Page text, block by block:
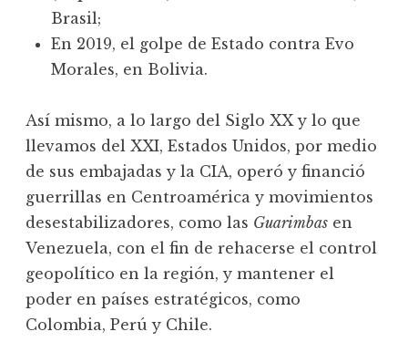
Brasil;
En 2019, el golpe de Estado contra Evo
Morales, en Bolivia.
Así mismo, a lo largo del Siglo XX y lo que
llevamos del XXI, Estados Unidos, por medio
de sus embajadas y la CIA, operó y financió
guerrillas en Centroamérica y movimientos
desestabilizadores, como las Guarimbas en
Venezuela, con el fin de rehacerse el control
geopolítico en la región, y mantener el
poder en países estratégicos, como
Colombia, Perú y Chile.